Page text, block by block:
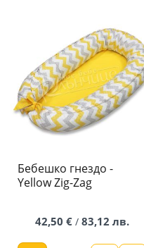
Бебешко гнездо -
Yellow Zig-Zag
42,50 € / 83,12 лв.